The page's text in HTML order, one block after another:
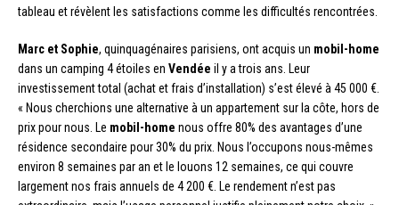
tableau et révèlent les satisfactions comme les difficultés rencontrées.
Marc et Sophie, quinquagénaires parisiens, ont acquis un mobil-home
dans un camping 4 étoiles en Vendée il y a trois ans. Leur
investissement total (achat et frais d’installation) s’est élevé à 45 000 €.
« Nous cherchions une alternative à un appartement sur la côte, hors de
prix pour nous. Le mobil-home nous offre 80% des avantages d’une
résidence secondaire pour 30% du prix. Nous l’occupons nous-mêmes
environ 8 semaines par an et le louons 12 semaines, ce qui couvre
largement nos frais annuels de 4 200 €. Le rendement n’est pas